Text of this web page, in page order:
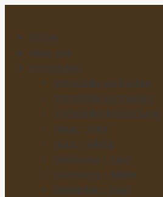
Home
Über uns
Immobilien
Immobilie verkaufen
Immobilie vermieten
Immobilienbewertung
Haus – Kauf
Haus – Miete
Wohnung – Kauf
Wohnung – Miete
Gewerbe – Kauf